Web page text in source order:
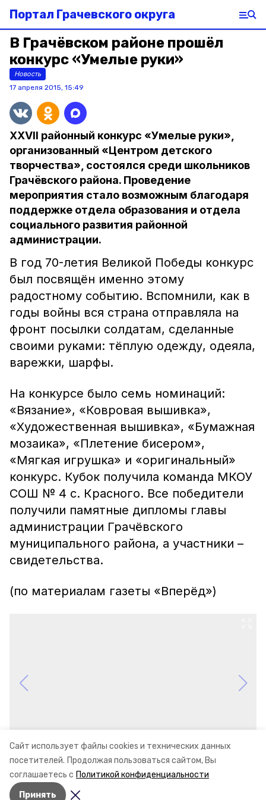
Сайт использует файлы cookies и технических данных
посетителей. Продолжая пользоваться сайтом, Вы
соглашаетесь с Политикой конфиденциальности
Принять
Портал Грачевского округа
В Грачёвском районе прошёл
конкурс «Умелые руки»
Новость
17 апреля 2015, 15:49
XXVII районный конкурс «Умелые руки»,
организованный «Центром детского
творчества», состоялся среди школьников
Грачёвского района. Проведение
мероприятия стало возможным благодаря
поддержке отдела образования и отдела
социального развития районной
администрации.
В год 70-летия Великой Победы конкурс
был посвящён именно этому
радостному событию. Вспомнили, как в
годы войны вся страна отправляла на
фронт посылки солдатам, сделанные
своими руками: тёплую одежду, одеяла,
варежки, шарфы.
На конкурсе было семь номинаций:
«Вязание», «Ковровая вышивка»,
«Художественная вышивка», «Бумажная
мозаика», «Плетение бисером»,
«Мягкая игрушка» и «оригинальный»
конкурс. Кубок получила команда МКОУ
СОШ № 4 с. Красного. Все победители
получили памятные дипломы главы
администрации Грачёвского
муниципального района, а участники –
свидетельства.
(по материалам газеты «Вперёд»)